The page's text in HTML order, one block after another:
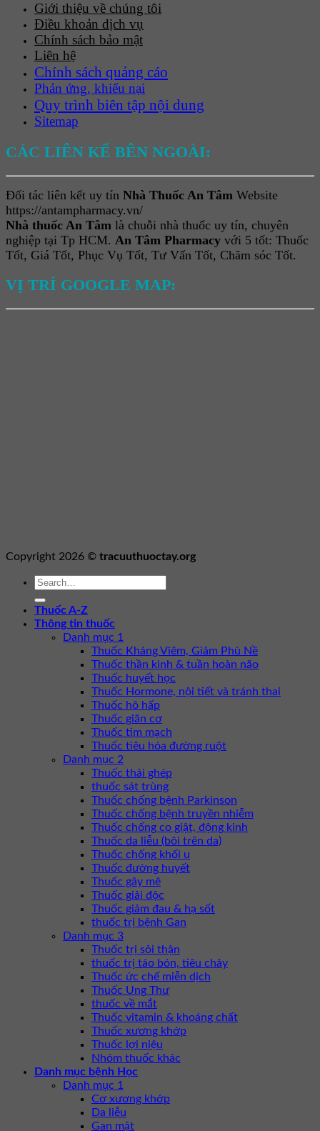
Giới thiệu về chúng tôi
Điều khoản dịch vụ
Chính sách bảo mật
Liên hệ
Chính sách quảng cáo
Phản ứng, khiếu nại
Quy trình biên tập nội dung
Sitemap
CÁC LIÊN KẾ BÊN NGOÀI:
Đối tác liên kết uy tín Nhà Thuốc An Tâm Website
https://antampharmacy.vn/
Nhà thuốc An Tâm là chuỗi nhà thuốc uy tín, chuyên
nghiệp tại Tp HCM. An Tâm Pharmacy với 5 tốt: Thuốc
Tốt, Giá Tốt, Phục Vụ Tốt, Tư Vấn Tốt, Chăm sóc Tốt.
VỊ TRÍ GOOGLE MAP:
Copyright 2026 © tracuuthuoctay.org
Thuốc A-Z
Thông tin thuốc
Danh mục 1
Thuốc Kháng Viêm, Giảm Phù Nề
Thuốc thần kinh & tuần hoàn não
Thuốc huyết học
Thuốc Hormone, nội tiết và tránh thai
Thuốc hô hấp
Thuốc giãn cơ
Thuốc tim mạch
Thuốc tiêu hóa đường ruột
Danh mục 2
Thuốc thải ghép
thuốc sát trùng
Thuốc chống bệnh Parkinson
Thuốc chống bệnh truyền nhiễm
Thuốc chống co giật, động kinh
Thuốc da liễu (bôi trên da)
Thuốc chống khối u
Thuốc đường huyết
Thuốc gây mê
Thuốc giải độc
Thuốc giảm đau & hạ sốt
thuốc trị bệnh Gan
Danh mục 3
Thuốc trị sỏi thận
thuốc trị táo bón, tiêu chảy
Thuốc ức chế miễn dịch
Thuốc Ung Thư
thuốc về mắt
Thuốc vitamin & khoáng chất
Thuốc xương khớp
Thuốc lợi niệu
Nhóm thuốc khác
Danh mục bệnh Học
Danh mục 1
Cơ xương khớp
Da liễu
Gan mật